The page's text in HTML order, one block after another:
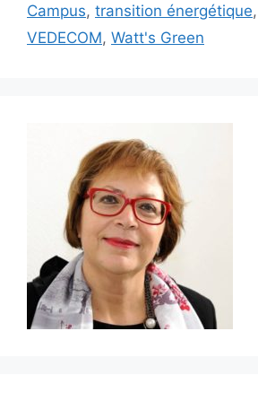
Campus, transition énergétique,
VEDECOM, Watt's Green